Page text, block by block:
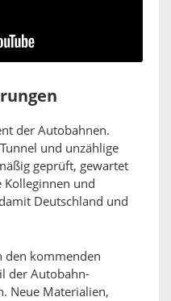
der Autobahnen.
und unzählige
geprüft, gewartet
und
Deutschland und
den kommenden
der Autobahn-
Neue Materialien,